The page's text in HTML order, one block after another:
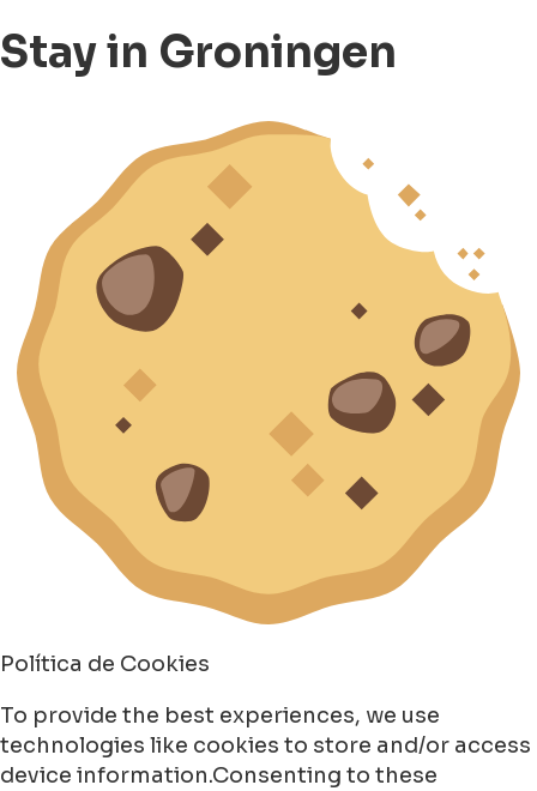
Stay in Groningen
Política de Cookies
To provide the best experiences, we use
technologies like cookies to store and/or access
device information.Consenting to these